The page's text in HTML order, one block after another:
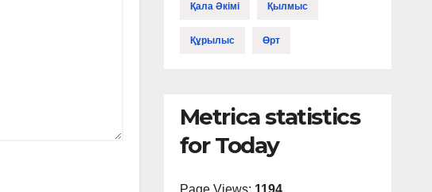
Қала Әкімі Қылмыс
Құрылыс Өрт
Metrica statistics
for Today
Page Views: 1194